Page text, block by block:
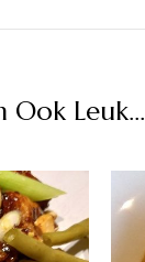
Ook Leuk...